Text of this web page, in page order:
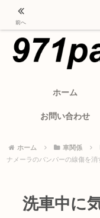
ポルシェ・
ホーム
お問い合わせ
ホーム 車関係
ナメーラのバンパーの線傷を消
洗車中に
前へ